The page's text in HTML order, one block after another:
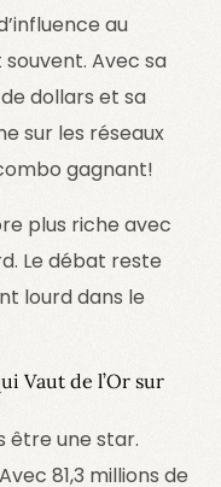
au
Avec sa
dollars et sa
sur les réseaux
gagnant!
plus riche avec
Le débat reste
lourd dans le
Vaut de l’Or sur
être une star.
81,3 millions de